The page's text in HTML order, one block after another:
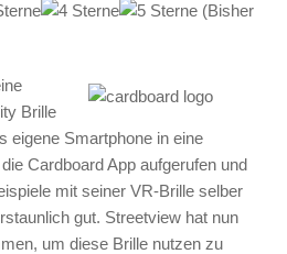
(Bisher
Brille
eigene Smartphone in eine
Cardboard App aufgerufen und
mit seiner VR-Brille selber
gut. Streetview hat nun
um diese Brille nutzen zu